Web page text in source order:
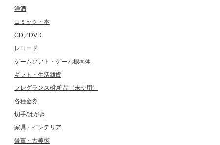
洋酒
コミック・本
CD／DVD
レコード
ゲームソフト・ゲーム機本体
ギフト・生活雑貨
フレグランス/化粧品（未使用）
各種金券
切手/はがき
家具・インテリア
骨董・古美術